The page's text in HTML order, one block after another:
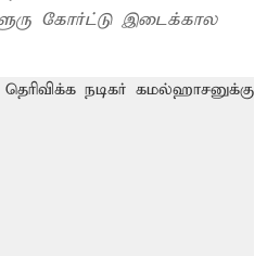
கோர்ட்டு இடைக்கால